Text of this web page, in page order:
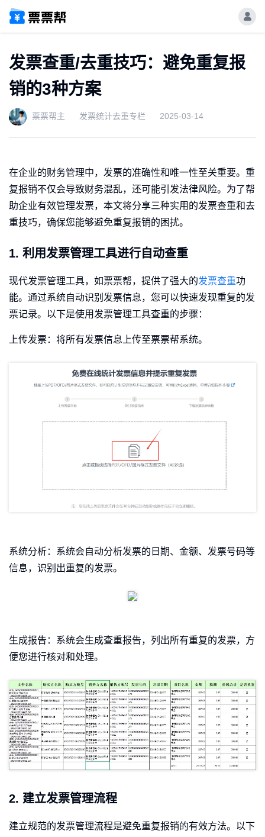
发票查重/去重技巧：避免重复报
销的3种方案
票票帮主 发票统计去重专栏 2025-03-14
在企业的财务管理中，发票的准确性和唯一性至关重要。重
复报销不仅会导致财务混乱，还可能引发法律风险。为了帮
助企业有效管理发票，本文将分享三种实用的发票查重和去
重技巧，确保您能够避免重复报销的困扰。
1. 利用发票管理工具进行自动查重
现代发票管理工具，如票票帮，提供了强大的发票查重功
能。通过系统自动识别发票信息，您可以快速发现重复的发
票记录。以下是使用发票管理工具查重的步骤：
上传发票：将所有发票信息上传至票票帮系统。
系统分析：系统会自动分析发票的日期、金额、发票号码等
信息，识别出重复的发票。
生成报告：系统会生成查重报告，列出所有重复的发票，方
便您进行核对和处理。
2. 建立发票管理流程
建立规范的发票管理流程是避免重复报销的有效方法。以下